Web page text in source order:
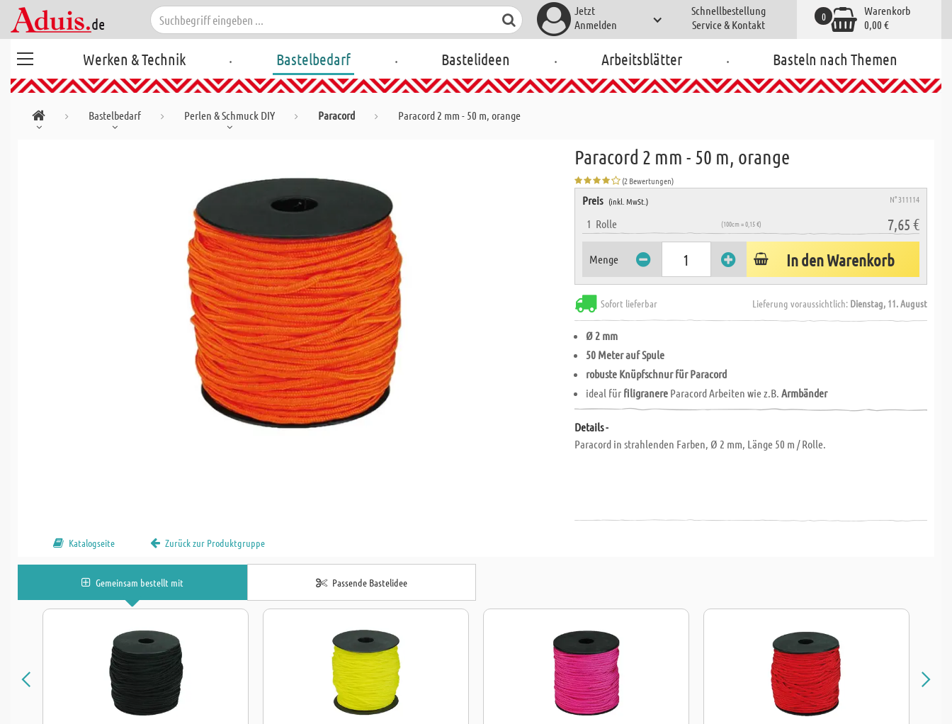
Jetzt
Anmelden
Schnellbestellung
Service & Kontakt
Warenkorb
0,00 €
0
Werken & Technik . Bastelbedarf . Bastelideen . Arbeitsblätter . Basteln nach Themen
Bastelbedarf Perlen & Schmuck DIY Paracord Paracord 2 mm - 50 m, orange
Paracord 2 mm - 50 m, orange
(2 Bewertungen)
Preis (inkl. MwSt.) N° 311114
1 Rolle (100cm = 0,15 €) 7,65 €
Menge In den Warenkorb
Sofort lieferbar Lieferung voraussichtlich: Dienstag, 11. August
Ø 2 mm
50 Meter auf Spule
robuste Knüpfschnur für Paracord
ideal für filigranere Paracord Arbeiten wie z.B.Armbänder
Details -
Paracord in strahlenden Farben, Ø 2 mm, Länge 50 m / Rolle.
Katalogseite Zurück zur Produktgruppe
Gemeinsam bestellt mit Passende Bastelidee